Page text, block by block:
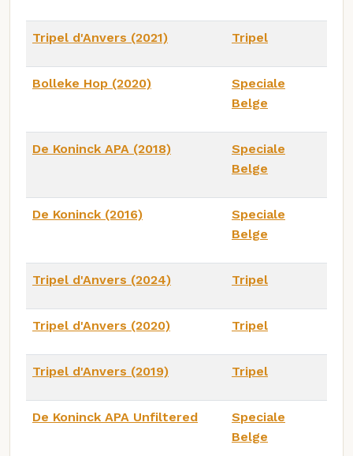
Tripel d'Anvers (2021) Tripel
Bolleke Hop (2020)
Speciale
Belge
De Koninck APA (2018)
Speciale
Belge
De Koninck (2016)
Speciale
Belge
Tripel d'Anvers (2024) Tripel
Tripel d'Anvers (2020) Tripel
Tripel d'Anvers (2019) Tripel
De Koninck APA Unfiltered
Speciale
Belge